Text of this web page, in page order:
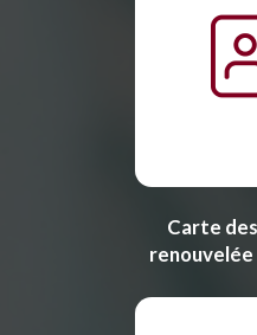
Carte
renouvelée